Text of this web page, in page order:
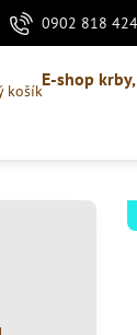
0902 818 424
košík
E-shop